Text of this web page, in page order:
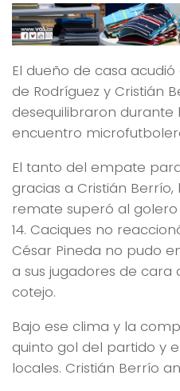
El dueño de casa
de Rodríguez y Cristián
desequilibraron
encuentro
El tanto del empate
gracias a Cristián
remate superó al
14. Caciques no
César Pineda no pudo
a sus jugadores de cara
cotejo.
Bajo ese clima y la
quinto gol del partido y
locales. Cristián Berrío